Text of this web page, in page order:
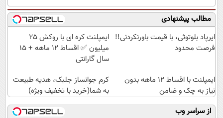
مطالب پیشنهادی
ایرپاد بلوتوثی، با قیمت باورنکردنی!!
فرصت محدود
ایمپلنت کره ای با روکش 25
میلیون ✅ اقساط 12 ماهه + 15
سال گارانتی
ایمپلنت با اقساط 12 ماهه بدون
نیاز به چک و ضامن
کرم جوانساز جلبک، هدیه طبیعت
به شما(خرید با تخفیف ویژه)
از سراسر وب